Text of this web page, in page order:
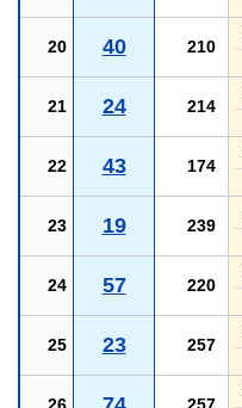
20 40 210
21 24 214
22 43 174
23 19 239
24 57 220
25 23 257